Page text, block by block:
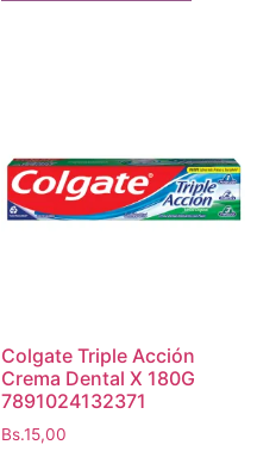
Colgate Triple Acción
Crema Dental X 180G
7891024132371
Bs.15,00